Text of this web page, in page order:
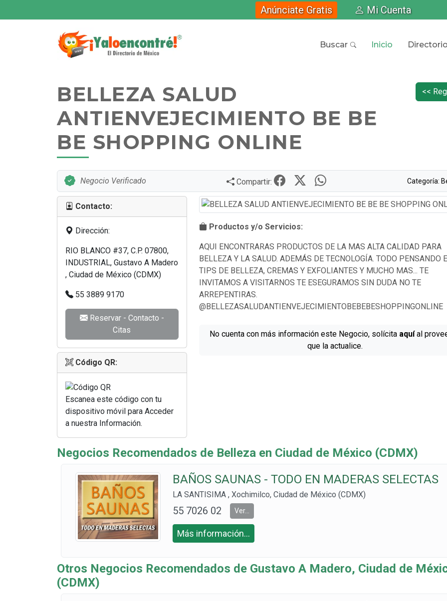
Anúnciate Gratis Mi Cuenta
Buscar Inicio
BELLEZA SALUD
ANTIENVEJECIMIENTO BE BE
BE SHOPPING ONLINE
<<
Negocio Verificado Compartir: Categoría:
Contacto:
Dirección:
RIO BLANCO #37, C.P. 07800,
INDUSTRIAL, Gustavo A Madero
, Ciudad de México (CDMX)
55 3889 9170
Reservar - Contacto -
Citas
Código QR:
Escanea este código con tu
dispositivo móvil para Acceder
a nuestra Información.
Productos y/o Servicios:
AQUI ENCONTRARAS PRODUCTOS DE LA MAS ALTA CALIDAD PARA
BELLEZA Y LA SALUD. ADEMÁS DE TECNOLOGÍA. TODO PENSANDO
TIPS DE BELLEZA, CREMAS Y EXFOLIANTES Y MUCHO MAS... TE
INVITAMOS A VISITARNOS TE ESEGURAMOS SIN DUDA NO TE
ARREPENTIRAS.
@BELLEZASALUDANTIENVEJECIMIENTOBEBEBESHOPPINGONLINE
No cuenta con más información este Negocio, solícita aquíal
que la actualice.
Negocios Recomendados de Belleza en Ciudad de México (CDMX)
BAÑOS SAUNAS - TODO EN MADERAS SELECTAS
LA SANTISIMA , Xochimilco, Ciudad de México (CDMX)
55 7026 02
89 Y 55 702
6 0900 CEL:
11
Ver...
Más información...
Otros Negocios Recomendados de Gustavo A Madero, Ciudad de
(CDMX)